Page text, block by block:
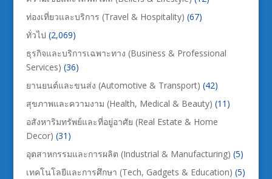
ท่องเที่ยวและบริการ (Travel & Hospitality) (67)
ทั่วไป (2,069)
ธุรกิจและบริการเฉพาะทาง (Business & Professional
Services) (36)
ยานยนต์และขนส่ง (Automotive & Transport) (42)
สุขภาพและความงาม (Health, Medical & Beauty) (11)
อสังหาริมทรัพย์และที่อยู่อาศัย (Real Estate & Home
Decor) (31)
อุตสาหกรรมและการผลิต (Industrial & Manufacturing) (5)
เทคโนโลยีและการศึกษา (Tech, Gadgets & Education) (5)